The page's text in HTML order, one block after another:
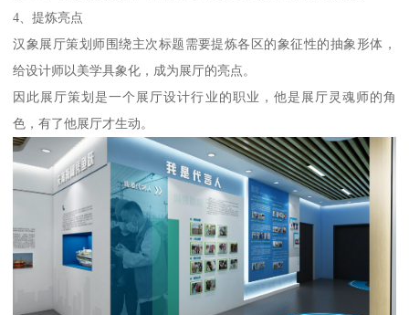
4、提炼亮点
汉象展厅策划师围绕主次标题需要提炼各区的象征性的抽象形体，
给设计师以美学具象化，成为展厅的亮点。
因此展厅策划是一个展厅设计行业的职业，他是展厅灵魂师的角
色，有了他展厅才生动。